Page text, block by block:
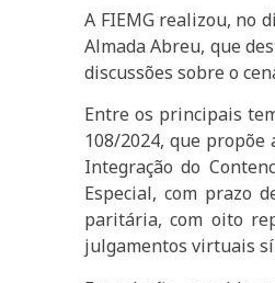
A FIEMG realizou, no
Almada Abreu, que
discussões sobre o
Entre os principais
108/2024, que
Integração do
Especial, com prazo
paritária, com oito
julgamentos virtuais